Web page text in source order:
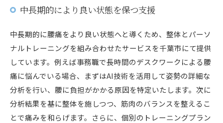
中長期的により良い状態を保つ支援
中長期的に腰痛をより良い状態へと導くため、整体とパーソ
ナルトレーニングを組み合わせたサービスを千葉市にて提供
しています。例えば事務職で長時間のデスクワークによる腰
痛に悩んでいる場合、まずはAI技術を活用して姿勢の詳細な
分析を行い、腰に負担がかかる原因を特定いたします。次に
分析結果を基に整体を施しつつ、筋肉のバランスを整えるこ
とで痛みを和らげます。さらに、個別のトレーニングプラン